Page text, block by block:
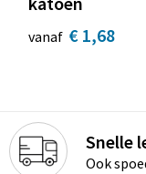
vanaf € 1,68
Snelle
Ook